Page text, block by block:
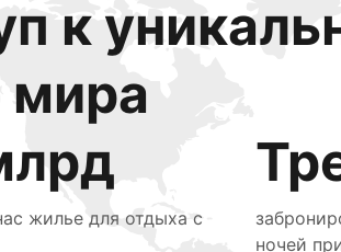
к
мира
жилье для отдыха с
ночей